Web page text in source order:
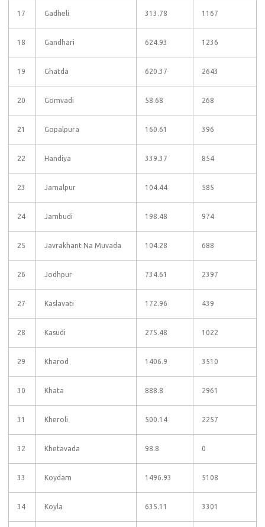
17 Gadheli 313.78 1167
18 Gandhari 624.93 1236
19 Ghatda 620.37 2643
20 Gomvadi 58.68 268
21 Gopalpura 160.61 396
22 Handiya 339.37 854
23 Jamalpur 104.44 585
24 Jambudi 198.48 974
25 Javrakhant Na Muvada 104.28 688
26 Jodhpur 734.61 2397
27 Kaslavati 172.96 439
28 Kasudi 275.48 1022
29 Kharod 1406.9 3510
30 Khata 888.8 2961
31 Kheroli 500.14 2257
32 Khetavada 98.8 0
33 Koydam 1496.93 5108
34 Koyla 635.11 3301